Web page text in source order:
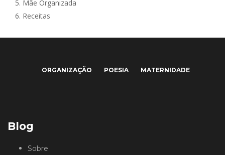
5. Mãe Organizada
6. Receitas
ORGANIZAÇÃO POESIA MATERNIDADE
Blog
Sobre